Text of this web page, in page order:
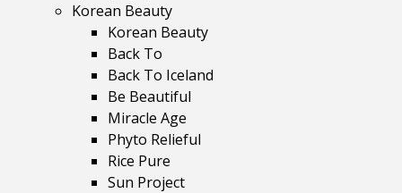
Korean Beauty
Korean Beauty
Back To
Back To Iceland
Be Beautiful
Miracle Age
Phyto Relieful
Rice Pure
Sun Project